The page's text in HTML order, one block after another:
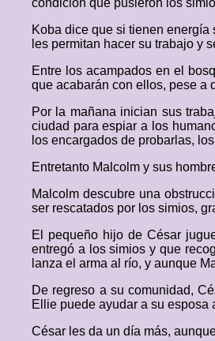
condición que pusieron los
Koba dice que si tienen
les permitan hacer su trabajo y
Entre los acampados en el
que acabarán con ellos, pese a
Por la mañana inician sus
ciudad para espiar a los
los encargados de probarlas,
Entretanto Malcolm y sus
Malcolm descubre una
ser rescatados por los simios,
El pequeño hijo de César
entregó a los simios y que
lanza el arma al río, y aunque
De regreso a su comunidad,
Ellie puede ayudar a su
César les da un día más,